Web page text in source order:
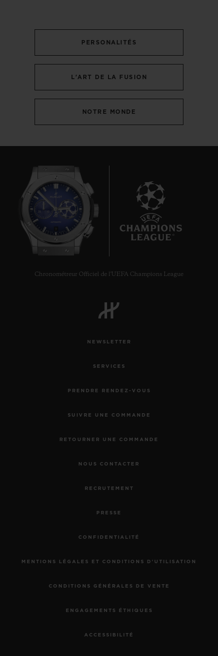
PERSONALITÉS
L'ART DE LA FUSION
NOTRE MONDE
Chronométreur Officiel de l'UEFA Champions League
NEWSLETTER
SERVICES
PRENDRE RENDEZ-VOUS
SUIVRE UNE COMMANDE
RETOURNER UNE COMMANDE
NOUS CONTACTER
RECRUTEMENT
PRESSE
CONFIDENTIALITÉ
MENTIONS LÉGALES ET CONDITIONS D'UTILISATION
CONDITIONS GÉNÉRALES DE VENTE
ENGAGEMENTS ÉTHIQUES
ACCESSIBILITÉ